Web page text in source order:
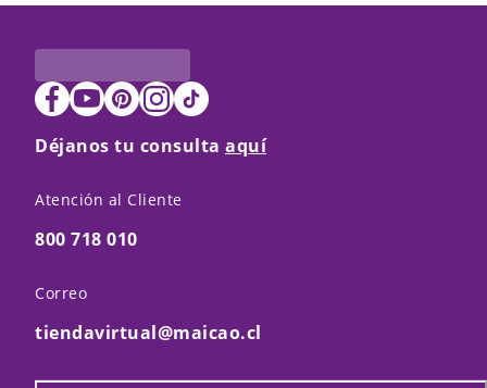
Déjanos tu consulta aquí
Atención al Cliente
800 718 010
Correo
tiendavirtual@maicao.cl